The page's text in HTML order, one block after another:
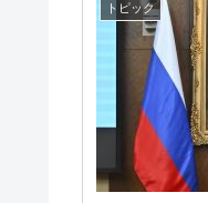
トピック